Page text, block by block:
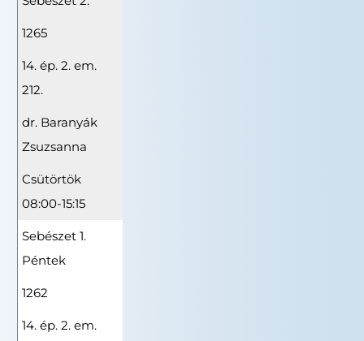
1265
14. ép. 2. em.
212.
dr. Baranyák
Zsuzsanna
Csütörtök
08:00-15:15
Sebészet 1.
Péntek
1262
14. ép. 2. em.